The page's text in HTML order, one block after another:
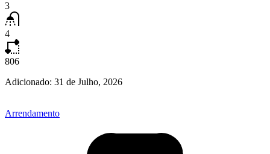
3
4
806
Adicionado: 31 de Julho, 2026
Arrendamento